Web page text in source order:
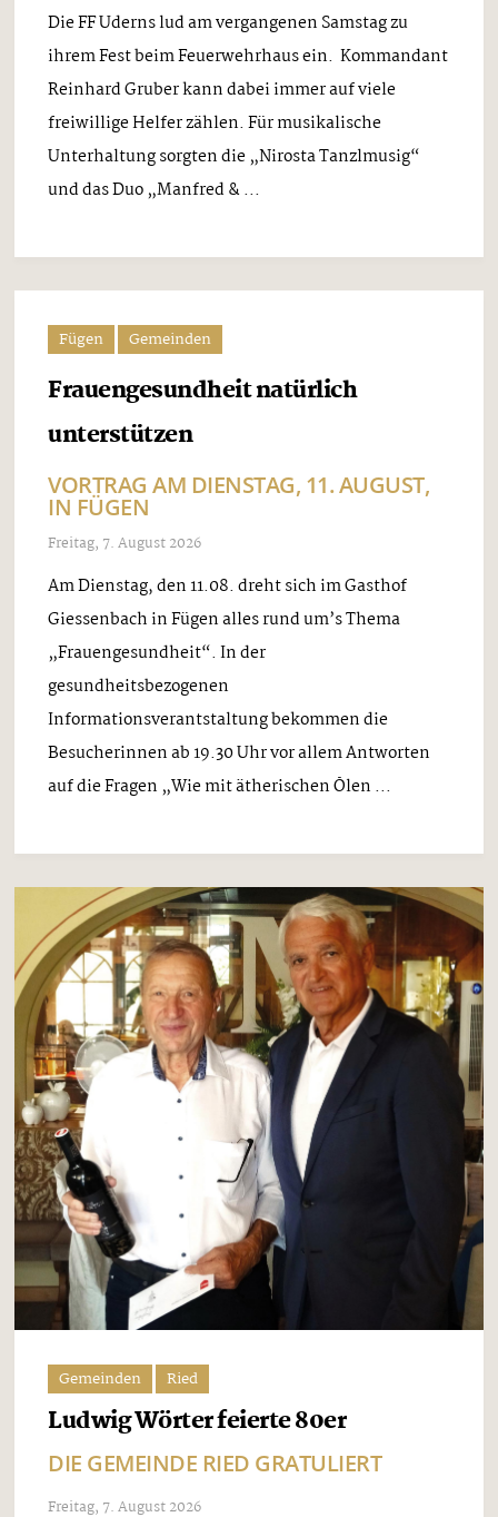
Die FF Uderns lud am vergangenen Samstag zu
ihrem Fest beim Feuerwehrhaus ein. Kommandant
Reinhard Gruber kann dabei immer auf viele
freiwillige Helfer zählen. Für musikalische
Unterhaltung sorgten die „Nirosta Tanzlmusig“
und das Duo „Manfred & ...
Fügen Gemeinden
Frauengesundheit natürlich
unterstützen
VORTRAG AM DIENSTAG, 11. AUGUST,
IN FÜGEN
Freitag, 7. August 2026
Am Dienstag, den 11.08. dreht sich im Gasthof
Giessenbach in Fügen alles rund um’s Thema
„Frauengesundheit“. In der
gesundheitsbezogenen
Informationsverantstaltung bekommen die
Besucherinnen ab 19.30 Uhr vor allem Antworten
auf die Fragen „Wie mit ätherischen Ölen ...
Gemeinden Ried
Ludwig Wörter feierte 80er
DIE GEMEINDE RIED GRATULIERT
Freitag, 7. August 2026